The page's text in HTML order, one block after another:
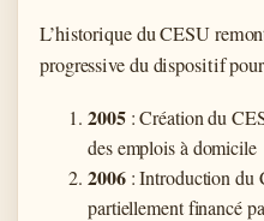
L’historique du CESU
progressive du dispositif
2005: Création du
des emplois à domicile
2006: Introduction du
partiellement financé